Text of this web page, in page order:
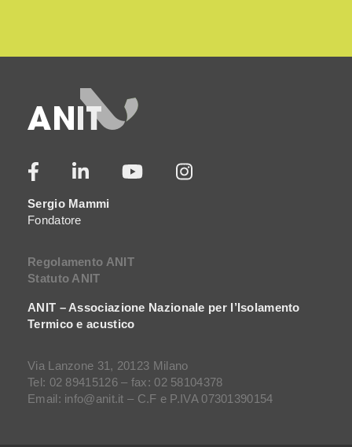
Sergio Mammi
Fondatore
Regolamento ANIT
Statuto ANIT
ANIT – Associazione Nazionale per l’Isolamento
Termico e acustico
Via Lanzone 31, 20123 Milano
Tel: 02 89415126 – fax: 02 58104378
Email: info@anit.it – C.F e P.IVA 07301390154